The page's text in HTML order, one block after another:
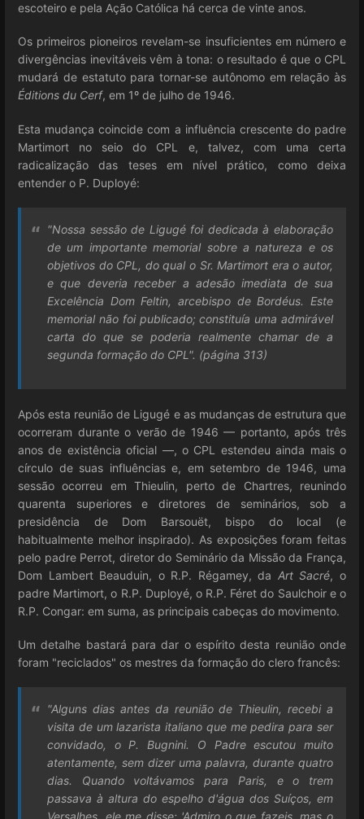
escoteiro e pela Ação Católica há cerca de vinte anos.
Os primeiros pioneiros revelam-se insuficientes em número e
divergências inevitáveis vêm à tona: o resultado é que o CPL
mudará de estatuto para tornar-se autônomo em relação às
Éditions du Cerf, em 1º de julho de 1946.
Esta mudança coincide com a influência crescente do padre
Martimort no seio do CPL e, talvez, com uma certa
radicalização das teses em nível prático, como deixa
entender o P. Duployé:
"Nossa sessão de Ligugé foi dedicada à elaboração
de um importante memorial sobre a natureza e os
objetivos do CPL, do qual o Sr. Martimort era o autor,
e que deveria receber a adesão imediata de sua
Excelência Dom Feltin, arcebispo de Bordéus. Este
memorial não foi publicado; constituía uma admirável
carta do que se poderia realmente chamar de a
segunda formação do CPL". (página 313)
Após esta reunião de Ligugé e as mudanças de estrutura que
ocorreram durante o verão de 1946 — portanto, após três
anos de existência oficial —, o CPL estendeu ainda mais o
círculo de suas influências e, em setembro de 1946, uma
sessão ocorreu em Thieulin, perto de Chartres, reunindo
quarenta superiores e diretores de seminários, sob a
presidência de Dom Barsouët, bispo do local (e
habitualmente melhor inspirado). As exposições foram feitas
pelo padre Perrot, diretor do Seminário da Missão da França,
Dom Lambert Beauduin, o R.P. Régamey, da Art Sacré, o
padre Martimort, o R.P. Duployé, o R.P. Féret do Saulchoir e o
R.P. Congar: em suma, as principais cabeças do movimento.
Um detalhe bastará para dar o espírito desta reunião onde
foram "reciclados" os mestres da formação do clero francês:
"Alguns dias antes da reunião de Thieulin, recebi a
visita de um lazarista italiano que me pedira para ser
convidado, o P. Bugnini. O Padre escutou muito
atentamente, sem dizer uma palavra, durante quatro
dias. Quando voltávamos para Paris, e o trem
passava à altura do espelho d'água dos Suíços, em